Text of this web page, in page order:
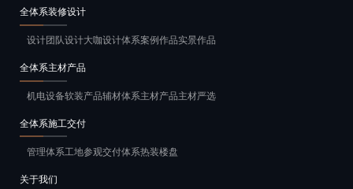
全体系装修设计
设计团队设计大咖设计体系案例作品实景作品
全体系主材产品
机电设备软装产品辅材体系主材产品主材严选
全体系施工交付
管理体系工地参观交付体系热装楼盘
关于我们